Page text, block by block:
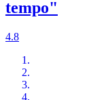
tempo"
4.8